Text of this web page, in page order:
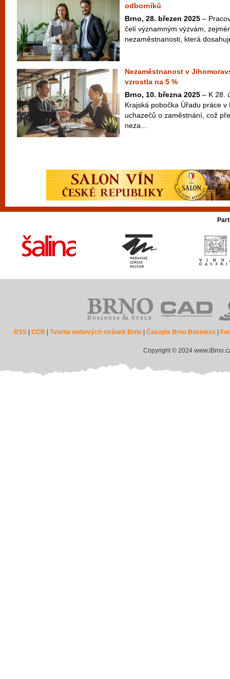
odborníků
Brno, 28. březen 2025 –
čelí významným výzvám,
nezaměstnanosti, která
Nezaměstnanost v
vzrostla na 5 %
Brno, 10. března 2025 – K 28.
Krajská pobočka Úřadu práce v
uchazečů o zaměstnání, což
neza...
RSS |CCB |Tvorba webových stránek Brno |Časopis Brno Business
Copyright © 2024